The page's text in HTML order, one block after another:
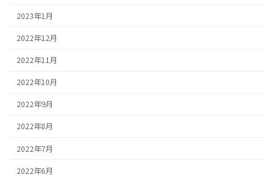
2023年1月
2022年12月
2022年11月
2022年10月
2022年9月
2022年8月
2022年7月
2022年6月